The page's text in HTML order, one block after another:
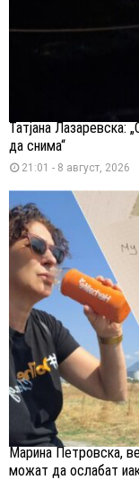
Татјана Лазаревска:
да снима“
21:01 - 8 август, 2026
Марина Петровска,
можат да ослабат